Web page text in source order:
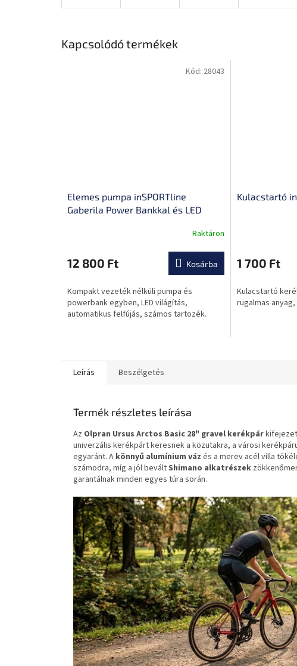
Kapcsolódó termékek
Elemes pumpa inSPORTline
Gaberila Power Bankkal és LED
átlagos
értékelése
ből
0,0
csillag.
Raktáron
12 800 Ft Kosárba
Kompakt vezeték nélküli pumpa és
powerbank egyben, LED világítás,
automatikus felfújás, számos tartozék.
Kód: 28043
Kulacstartó
1 700 Ft
Kulacstartó
rugalmas
Leírás Beszélgetés
Termék részletes leírása
Az Olpran Ursus Arctos Basic 28" gravel kerékpár
univerzális kerékpárt keresnek a közutakra, a városi
egyaránt. A könnyű alumínium váz és a merev acél villa
számodra, míg a jól beváltShimano alkatrészek
garantálnak minden egyes túra során.